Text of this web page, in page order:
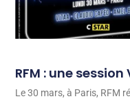
RFM : une session
Le 30 mars, à Paris, RFM